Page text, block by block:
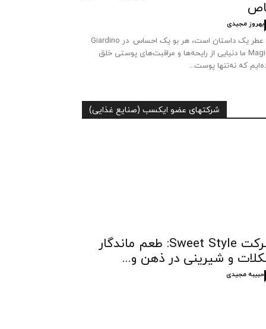
بهروز مجیدی
هر عطر یک داستان است، هر بو یک احساس. در Giardino
Magico ما دنیایی از رایحه‌ها و مراقبت‌های پوستی خلق
که نه‌تنها پوست...
شرکتهای عضو ایکسب (صنایع غذایی)
شرکت Sweet Style: طعم ماندگار
و شیرینی در ذهن و...
حبیبه مجیدی